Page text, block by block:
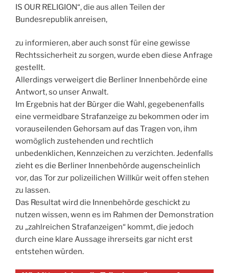
IS OUR RELIGION“, die aus allen Teilen der
Bundesrepublik anreisen,
zu informieren, aber auch sonst für eine gewisse
Rechtssicherheit zu sorgen, wurde eben diese Anfrage
gestellt.
Allerdings verweigert die Berliner Innenbehörde eine
Antwort, so unser Anwalt.
Im Ergebnis hat der Bürger die Wahl, gegebenenfalls
eine vermeidbare Strafanzeige zu bekommen oder im
vorauseilenden Gehorsam auf das Tragen von, ihm
womöglich zustehenden und rechtlich
unbedenklichen, Kennzeichen zu verzichten. Jedenfalls
zieht es die Berliner Innenbehörde augenscheinlich
vor, das Tor zur polizeilichen Willkür weit offen stehen
zu lassen.
Das Resultat wird die Innenbehörde geschickt zu
nutzen wissen, wenn es im Rahmen der Demonstration
zu „zahlreichen Strafanzeigen“ kommt, die jedoch
durch eine klare Aussage ihrerseits gar nicht erst
entstehen würden.